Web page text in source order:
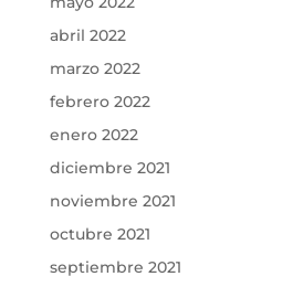
abril 2022
marzo 2022
febrero 2022
enero 2022
diciembre 2021
noviembre 2021
octubre 2021
septiembre 2021